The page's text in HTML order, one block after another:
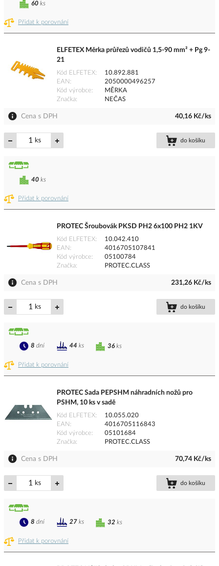
Přidat k porovnání
60 ks
ELFETEX Měrka průřezů vodičů 1,5-90 mm² + Pg 9-
21
Kód ELFETEX
10.892.881
EAN
2050000496257
Kód výrobce
MĚRKA
Značka
NEČAS
Cena s DPH 40,16 Kč/ks
ks do košíku
Přidat k porovnání
40 ks
PROTEC Šroubovák PKSD PH2 6x100 PH2 1KV
Kód ELFETEX
10.042.410
EAN
4016705107841
Kód výrobce
05100784
Značka
PROTEC.CLASS
Cena s DPH 231,26 Kč/ks
ks do košíku
Přidat k porovnání
36 ks
8 dní 44 ks
PROTEC Sada PEPSHM náhradních nožů pro
PSHM, 10 ks v sadě
Kód ELFETEX
10.055.020
EAN
4016705116843
Kód výrobce
05101684
Značka
PROTEC.CLASS
Cena s DPH 70,74 Kč/ks
ks do košíku
Přidat k porovnání
32 ks
8 dní 27 ks